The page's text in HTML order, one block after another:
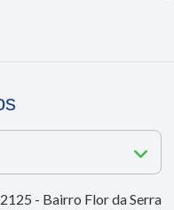
- Bairro Flor da Serra